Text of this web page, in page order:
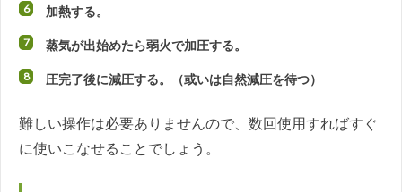
加熱する。
蒸気が出始めたら弱火で加圧する。
圧完了後に減圧する。（或いは自然減圧を待つ）
難しい操作は必要ありませんので、数回使用すればすぐ
に使いこなせることでしょう。